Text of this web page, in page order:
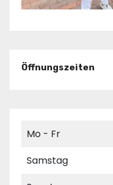
Öffnungszeiten
Mo - Fr
Samstag